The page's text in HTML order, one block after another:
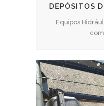
DEPÓSITOS
Equipos